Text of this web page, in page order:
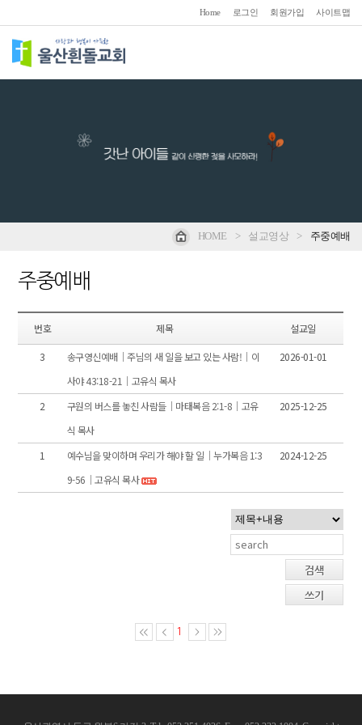
Home 로그인 회원가입 사이트맵
HOME > 설교영상 > 주중예배
주중예배
번호 제목 설교일
3
송구영신예배｜주님의 새 일을 보고 있는 사람!｜이
사야 43:18-21｜고유식 목사
2026-01-01
2
구원의 버스를 놓친 사람들｜마태복음 2:1-8｜고유
식 목사
2025-12-25
1
예수님을 맞이하며 우리가 해야 할 일｜누가복음 1:3
9-56｜고유식 목사
2024-12-25
검색
쓰기
1